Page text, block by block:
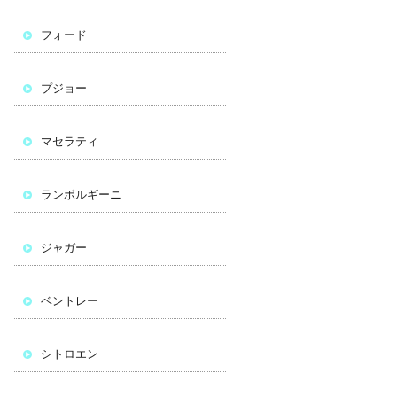
フォード
プジョー
マセラティ
ランボルギーニ
ジャガー
ベントレー
シトロエン